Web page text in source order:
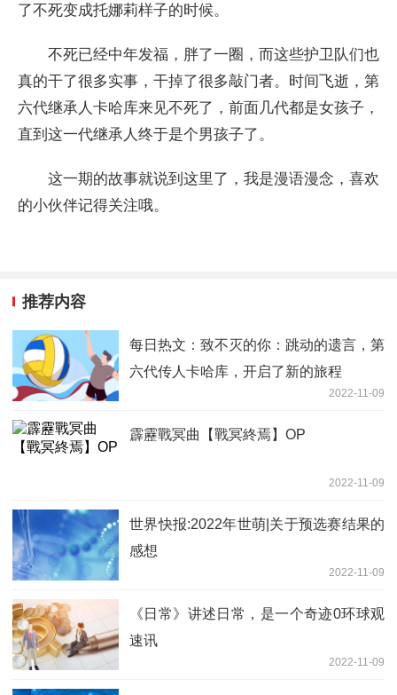
了不死变成托娜莉样子的时候。
不死已经中年发福，胖了一圈，而这些护卫队们也
真的干了很多实事，干掉了很多敲门者。时间飞逝，第
六代继承人卡哈库来见不死了，前面几代都是女孩子，
直到这一代继承人终于是个男孩子了。
这一期的故事就说到这里了，我是漫语漫念，喜欢
的小伙伴记得关注哦。
推荐内容
每日热文：致不灭的你：跳动的遗言，第
六代传人卡哈库，开启了新的旅程
2022-11-09
霹靂戰冥曲【戰冥終焉】OP
2022-11-09
世界快报:2022年世萌|关于预选赛结果的
感想
2022-11-09
《日常》讲述日常，是一个奇迹0环球观
速讯
2022-11-09